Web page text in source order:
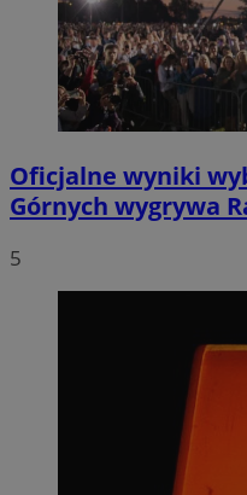
Oficjalne wyniki
Górnych wygrywa
5